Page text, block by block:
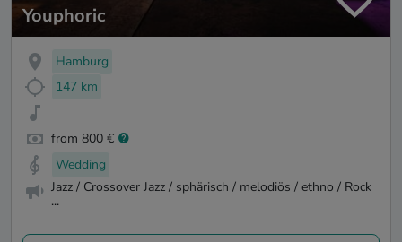
Youphoric
Hamburg
147 km
from 800 €
Wedding
Jazz / Crossover Jazz / sphärisch / melodiös / ethno / Rock
...